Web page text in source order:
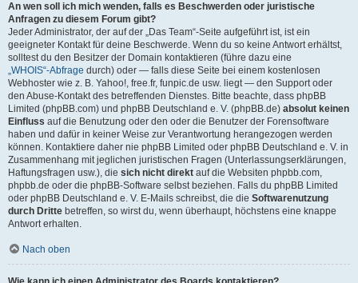
An wen soll ich mich wenden, falls es Beschwerden oder juristische
Anfragen zu diesem Forum gibt?
Jeder Administrator, der auf der „Das Team“-Seite aufgeführt ist, ist ein
geeigneter Kontakt für deine Beschwerde. Wenn du so keine Antwort erhältst,
solltest du den Besitzer der Domain kontaktieren (führe dazu eine
„WHOIS“-Abfrage durch) oder — falls diese Seite bei einem kostenlosen
Webhoster wie z. B. Yahoo!, free.fr, funpic.de usw. liegt — den Support oder
den Abuse-Kontakt des betreffenden Dienstes. Bitte beachte, dass phpBB
Limited (phpBB.com) und phpBB Deutschland e. V. (phpBB.de) absolut keinen
Einfluss auf die Benutzung oder den oder die Benutzer der Forensoftware
haben und dafür in keiner Weise zur Verantwortung herangezogen werden
können. Kontaktiere daher nie phpBB Limited oder phpBB Deutschland e. V. in
Zusammenhang mit jeglichen juristischen Fragen (Unterlassungserklärungen,
Haftungsfragen usw.), die sich nicht direkt auf die Websiten phpbb.com,
phpbb.de oder die phpBB-Software selbst beziehen. Falls du phpBB Limited
oder phpBB Deutschland e. V. E-Mails schreibst, die die Softwarenutzung
durch Dritte betreffen, so wirst du, wenn überhaupt, höchstens eine knappe
Antwort erhalten.
Nach oben